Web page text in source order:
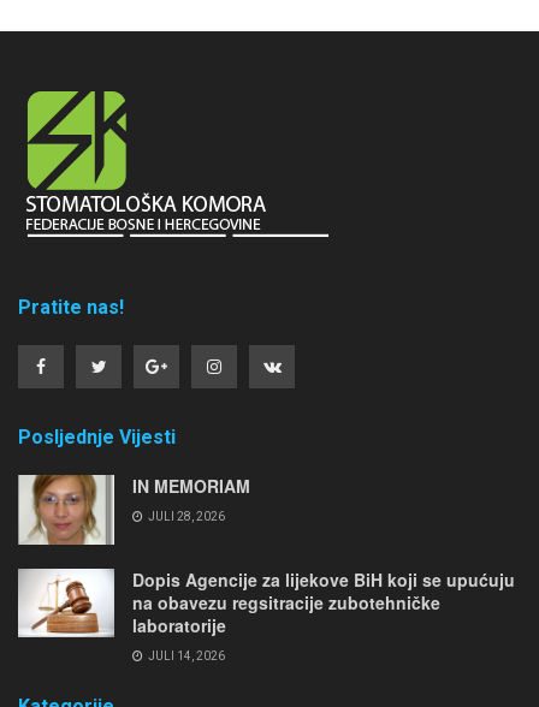
Pratite nas!
Posljednje Vijesti
IN MEMORIAM
JULI 28, 2026
Dopis Agencije za lijekove BiH koji se upućuju
na obavezu regsitracije zubotehničke
laboratorije
JULI 14, 2026